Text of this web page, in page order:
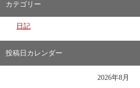
カテゴリー
日記
投稿日カレンダー
2026年8月